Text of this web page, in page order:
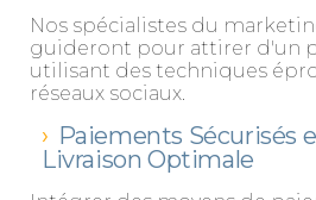
Nos spécialistes du
guideront pour attirer d'un
utilisant des techniques
réseaux sociaux.
Paiements Sécurisés
Livraison Optimale